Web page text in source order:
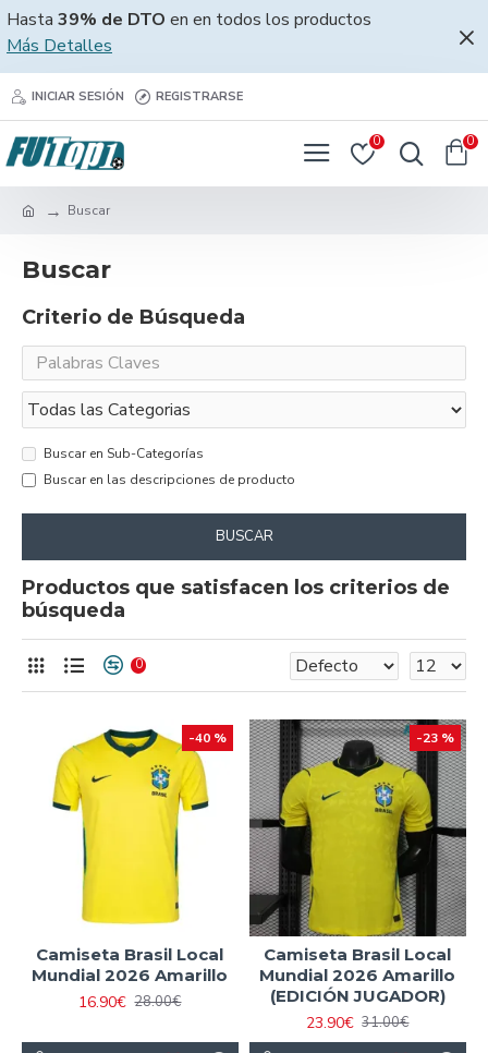
Hasta 39% de DTO en en todos los productos
Más Detalles
INICIAR SESIÓN REGISTRARSE
0 0
Buscar
Buscar
Criterio de Búsqueda
Buscar en Sub-Categorías
Buscar en las descripciones de producto
BUSCAR
Productos que satisfacen los criterios de
búsqueda
0
-40 %
Camiseta Brasil Local
Mundial 2026 Amarillo
16.90€ 28.00€
-23 %
Camiseta Brasil Local
Mundial 2026 Amarillo
(EDICIÓN JUGADOR)
23.90€ 31.00€